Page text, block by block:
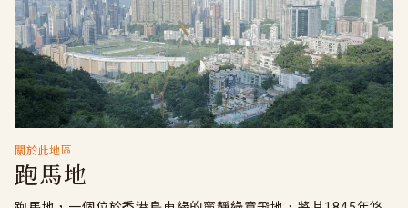
關於此地區
跑馬地